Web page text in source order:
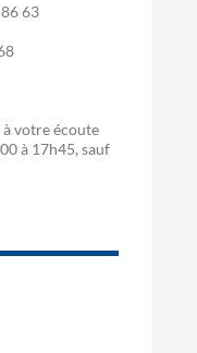
63
votre écoute
à 17h45, sauf